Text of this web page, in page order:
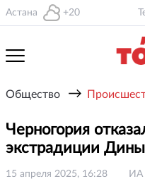
Астана +20
Общество →
Черногория
экстрадиции Дины
15 апреля 2025, 16:28 ИА